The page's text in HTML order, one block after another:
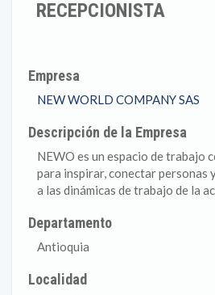
RECEPCIONISTA
Empresa
NEW WORLD COMPANY SAS
Descripción de la Empresa
NEWO es un espacio de trabajo
para inspirar, conectar personas
a las dinámicas de trabajo de la
Departamento
Antioquia
Localidad